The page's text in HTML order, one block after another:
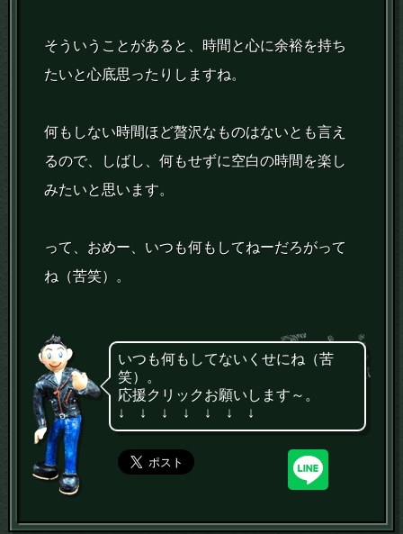
そういうことがあると、時間と心に余裕を持ち
たいと心底思ったりしますね。
何もしない時間ほど贅沢なものはないとも言え
るので、しばし、何もせずに空白の時間を楽し
みたいと思います。
って、おめー、いつも何もしてねーだろがって
ね（苦笑）。
いつも何もしてないくせにね（苦
笑）。
応援クリックお願いします～。
↓ ↓ ↓ ↓ ↓ ↓ ↓